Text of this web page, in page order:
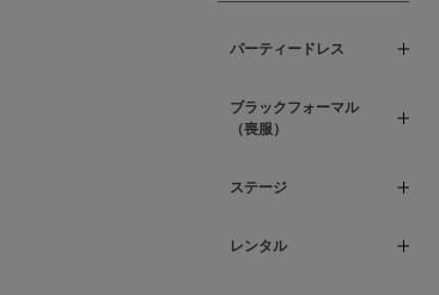
パーティードレス
ブラックフォーマル
（喪服）
ステージ
レンタル